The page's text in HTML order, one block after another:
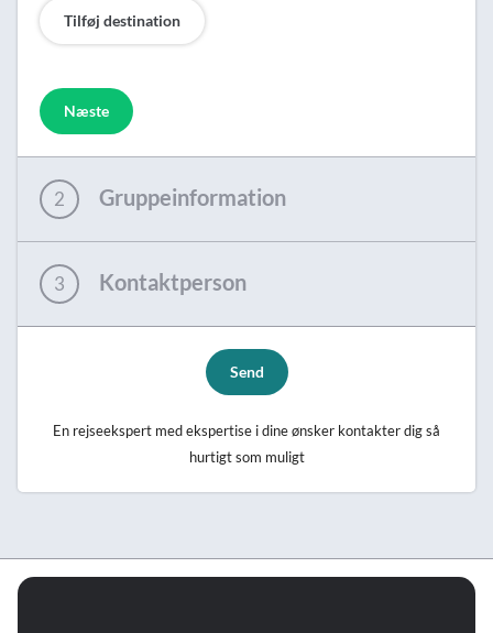
Tilføj destination
Næste
2 Gruppeinformation
3 Kontaktperson
Send
En rejseekspert med ekspertise i dine ønsker kontakter dig så
hurtigt som muligt